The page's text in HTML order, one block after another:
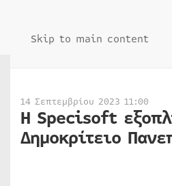
Skip to main content
14 Σεπτεμβρίου 2023 11:00
Η Specisoft
Δημοκρίτειο